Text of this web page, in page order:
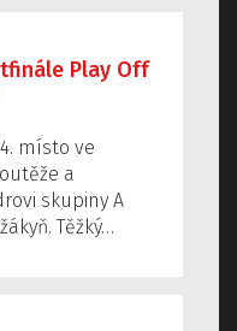
Play Off
místo ve
a
skupiny A
Těžký…